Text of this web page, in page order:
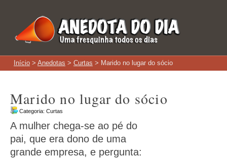
Início > Anedotas > Curtas > Marido no lugar do sócio
Marido no lugar do sócio
Categoria: Curtas
A mulher chega-se ao pé do
pai, que era dono de uma
grande empresa, e pergunta: